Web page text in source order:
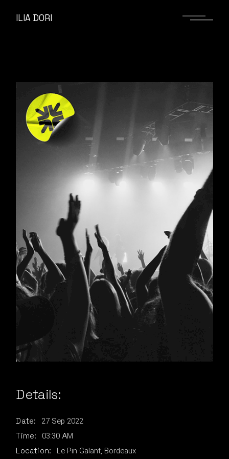
ILIA DORI
Details:
Date: 27 Sep 2022
Time: 03:30 AM
Location: Le Pin Galant, Bordeaux